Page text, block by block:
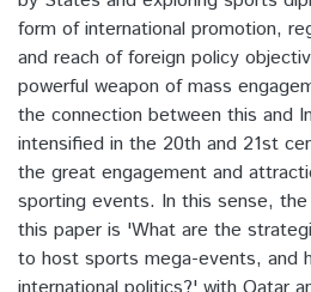
form of international promotion,
and reach of foreign policy
powerful weapon of mass
the connection between this and
intensified in the 20th and 21st
the great engagement and
sporting events. In this sense,
this paper is 'What are the
to host sports mega-events, and